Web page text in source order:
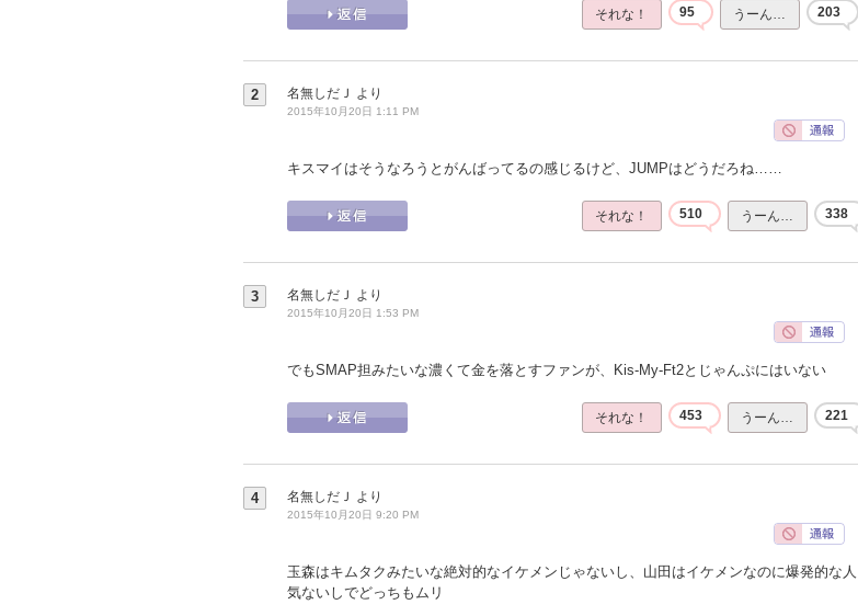
それな！ 95 うーん… 203
2 名無しだＪ より
2015年10月20日 1:11 PM
キスマイはそうなろうとがんばってるの感じるけど、JUMPはどうだろね……
それな！ 510 うーん… 338
3 名無しだＪ より
2015年10月20日 1:53 PM
でもSMAP担みたいな濃くて金を落とすファンが、Kis-My-Ft2とじゃんぷにはいない
それな！ 453 うーん… 221
4 名無しだＪ より
2015年10月20日 9:20 PM
玉森はキムタクみたいな絶対的なイケメンじゃないし、山田はイケメンなのに爆発的な人
気ないしでどっちもムリ